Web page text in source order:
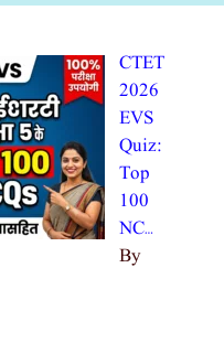
CTET
2026
EVS
Quiz:
Top
100
NC…
By